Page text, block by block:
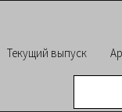
Текущий выпуск